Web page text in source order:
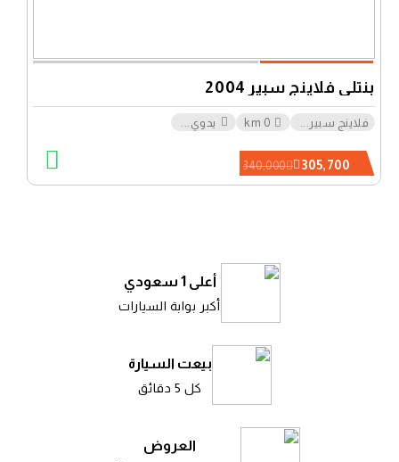
340,000 305,700
بنتلي فلاينج سبير 2004
فلاينج سبير ...
0 km يدوي ...
أعلى 1 سعودي
أكبر بوابة السيارات
بيعت السيارة
كل 5 دقائق
العروض